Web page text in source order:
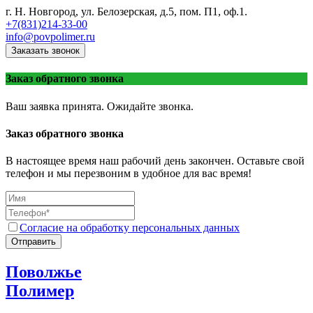
г. Н. Новгород, ул. Белозерская, д.5, пом. П1, оф.1.
+7(831)214-33-00
info@povpolimer.ru
Заказать звонок
Заказ обратного звонка
Ваш заявка принята. Ожидайте звонка.
Заказ обратного звонка
В настоящее время наш рабочий день закончен. Оставьте свой
телефон и мы перезвоним в удобное для вас время!
Согласие на обработку персональных данных
Отправить
Поволжье
Полимер